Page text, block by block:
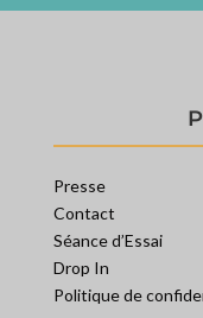
Presse
Contact
Séance d’Essai
Drop In
Politique de